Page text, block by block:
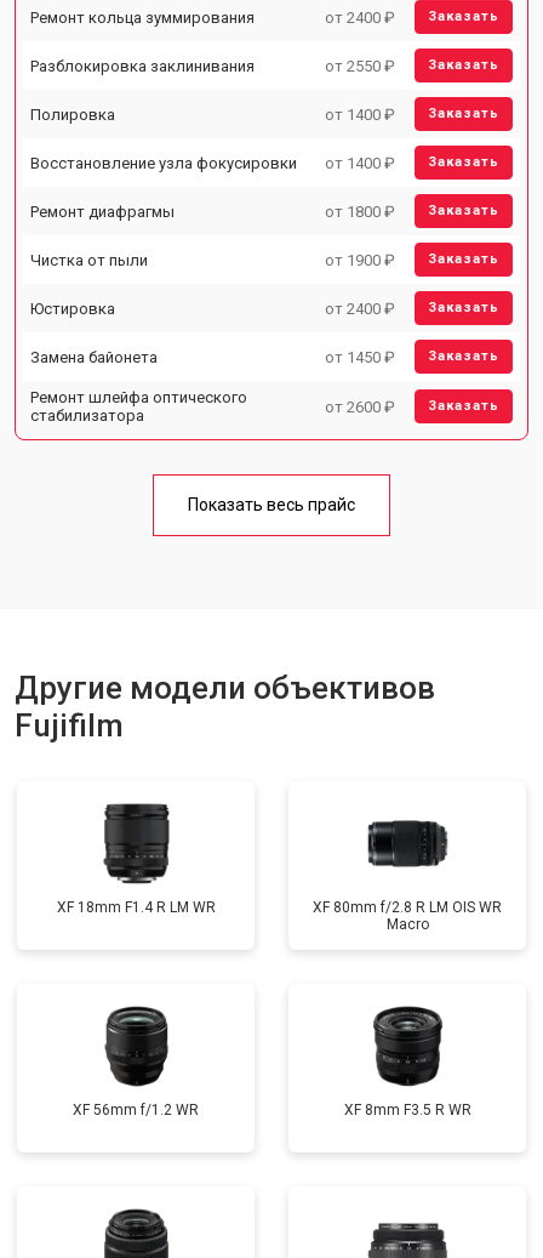
Ремонт кольца зуммирования от 2400 ₽ Заказать
Разблокировка заклинивания от 2550 ₽ Заказать
Полировка от 1400 ₽ Заказать
Восстановление узла фокусировки от 1400 ₽ Заказать
Ремонт диафрагмы от 1800 ₽ Заказать
Чистка от пыли от 1900 ₽ Заказать
Юстировка от 2400 ₽ Заказать
Замена байонета от 1450 ₽ Заказать
Ремонт шлейфа оптического
стабилизатора
от 2600 ₽ Заказать
Показать весь прайс
Другие модели объективов
Fujifilm
XF 18mm F1.4 R LM WR
XF 80mm f/2.8 R LM OIS WR
Macro
XF 56mm f/1.2 WR XF 8mm F3.5 R WR